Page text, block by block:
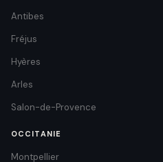
Antibes
Fréjus
Hyères
Arles
Salon-de-Provence
OCCITANIE
Montpellier